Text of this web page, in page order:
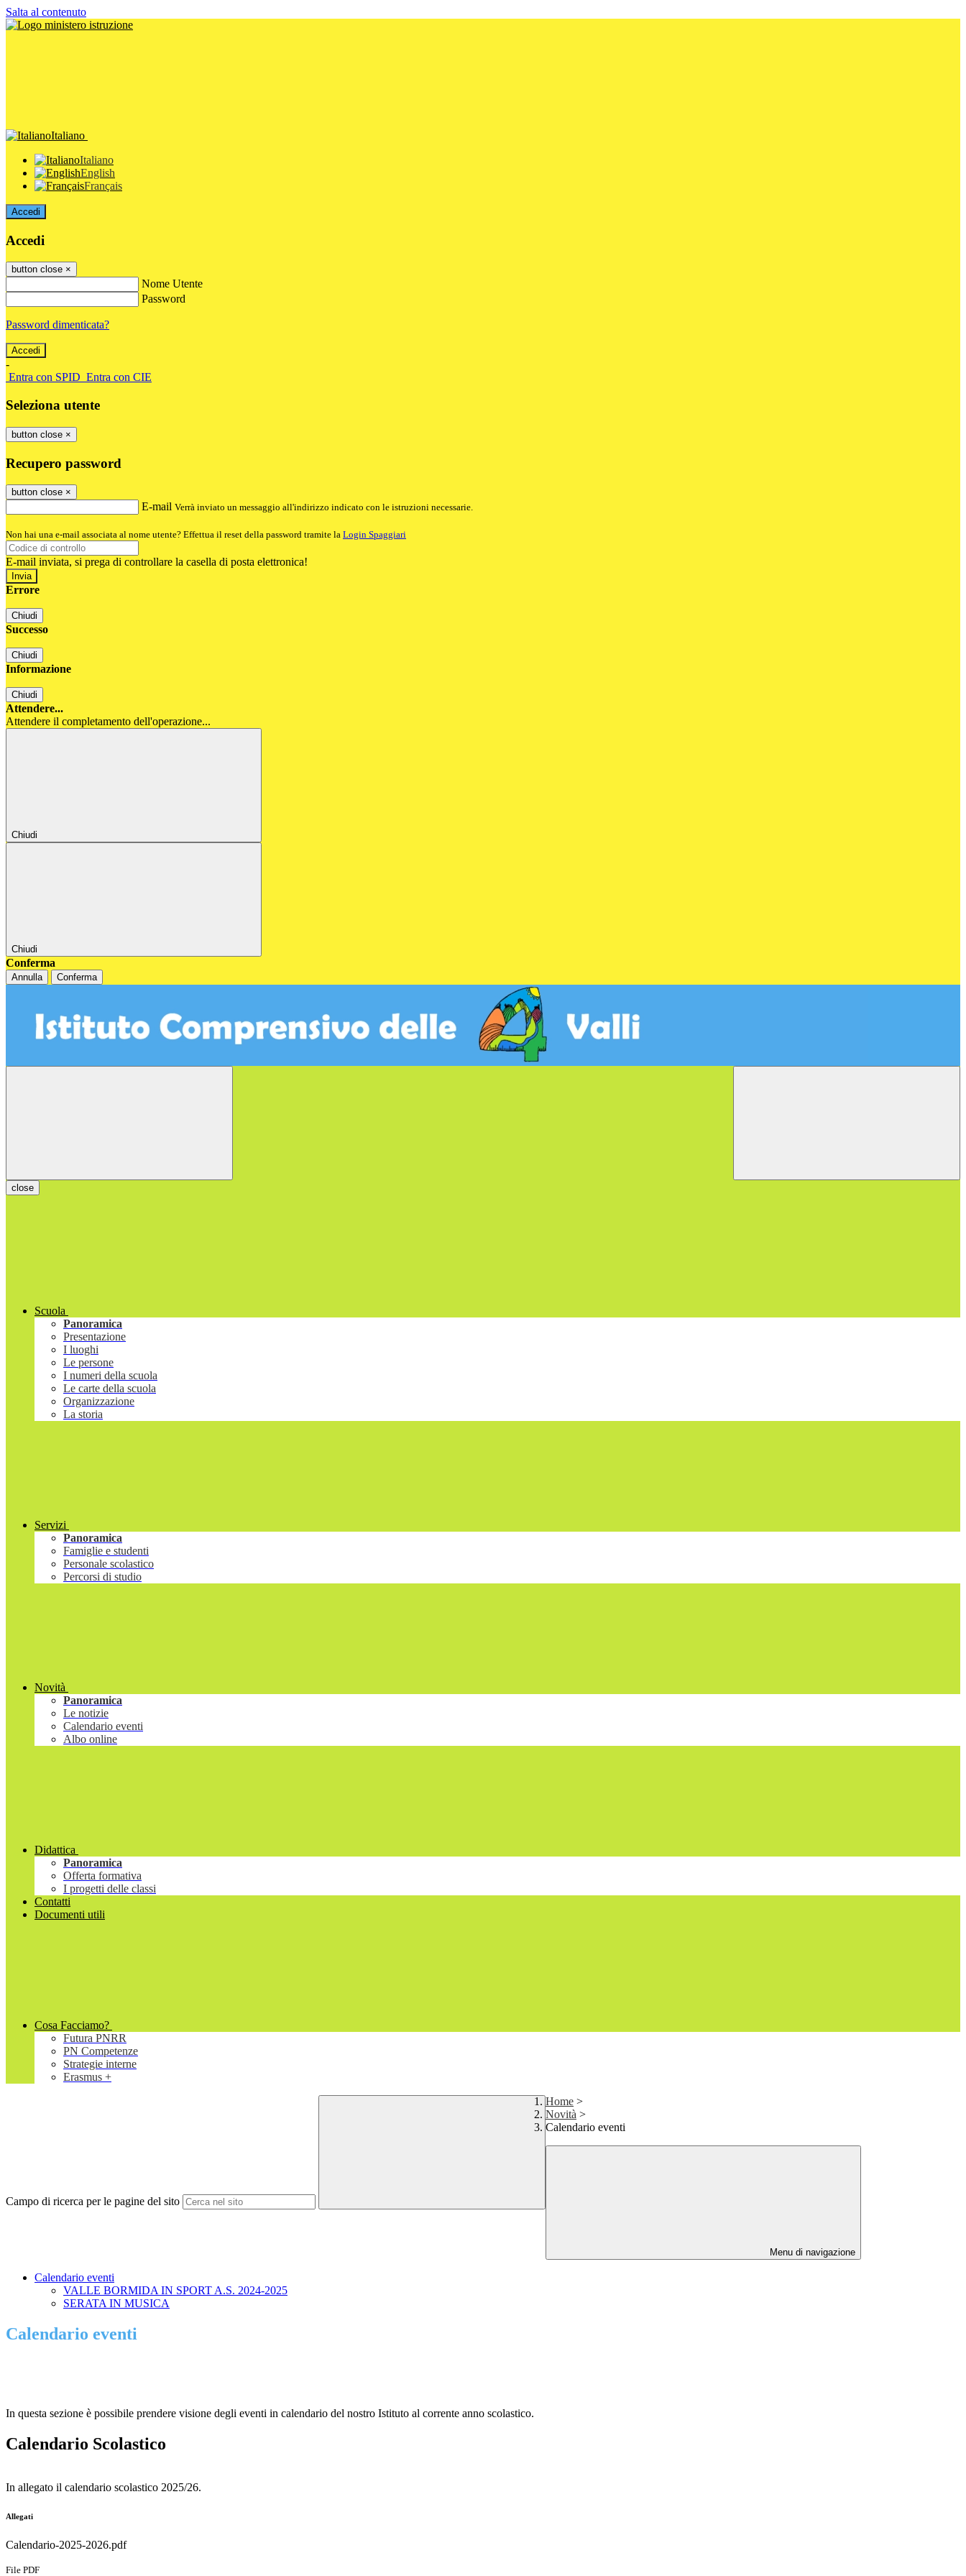
Salta al contenuto
Italiano
Italiano
English
Français
Accedi
Accedi
button close ×
Nome Utente
Password
Password dimenticata?
-
Entra con SPID Entra con CIE
Seleziona utente
button close ×
Recupero password
button close ×
E-mail Verrà inviato un messaggio all'indirizzo indicato con le istruzioni necessarie.
Non hai una e-mail associata al nome utente? Effettua il reset della password tramite la Login Spaggiari
E-mail inviata, si prega di controllare la casella di posta elettronica!
Errore
Chiudi
Successo
Chiudi
Informazione
Chiudi
Attendere...
Attendere il completamento dell'operazione...
Chiudi
Chiudi
Conferma
Annulla Conferma
close
Scuola
Panoramica
Presentazione
I luoghi
Le persone
I numeri della scuola
Le carte della scuola
Organizzazione
La storia
Servizi
Panoramica
Famiglie e studenti
Personale scolastico
Percorsi di studio
Novità
Panoramica
Le notizie
Calendario eventi
Albo online
Didattica
Panoramica
Offerta formativa
I progetti delle classi
Contatti
Documenti utili
Cosa Facciamo?
Futura PNRR
PN Competenze
Strategie interne
Erasmus +
Campo di ricerca per le pagine del sito
Home >
Novità >
Calendario eventi
Menu di navigazione
Calendario eventi
VALLE BORMIDA IN SPORT A.S. 2024-2025
SERATA IN MUSICA
Calendario eventi
In questa sezione è possibile prendere visione degli eventi in calendario del nostro Istituto al corrente anno scolastico.
Calendario Scolastico
In allegato il calendario scolastico 2025/26.
Allegati
Calendario-2025-2026.pdf
File PDF